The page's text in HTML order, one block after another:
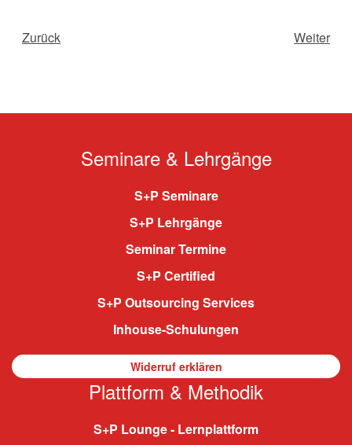
Zurück Weiter
Seminare & Lehrgänge
S+P Seminare
S+P Lehrgänge
Seminar Termine
S+P Certified
S+P Outsourcing Services
Inhouse-Schulungen
Widerruf erklären
Plattform & Methodik
S+P Lounge - Lernplattform